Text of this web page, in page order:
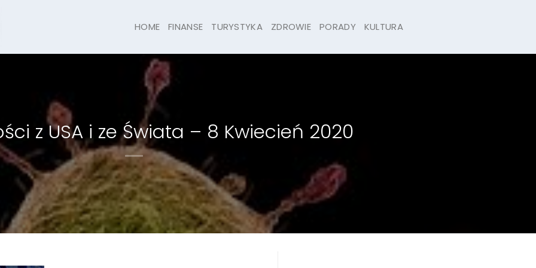
HOME FINANSE TURYSTYKA ZDROWIE PORADY KULTURA
z USA i ze Świata – 8 Kwiecień 2020